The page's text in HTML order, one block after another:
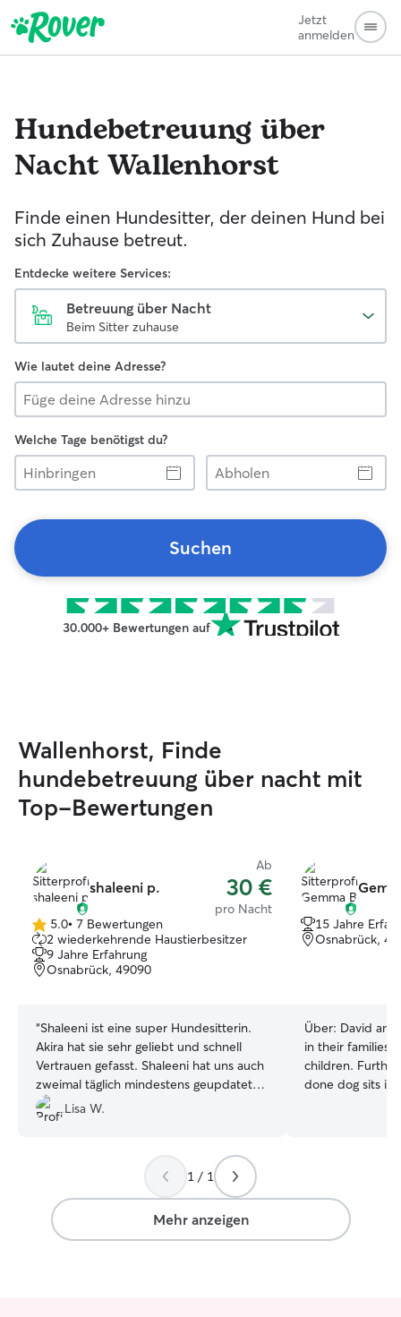
Jetzt
anmelden
Hundebetreuung über
NachtWallenhorst
Finde einen Hundesitter, der deinen Hund bei
sich Zuhause betreut.
Entdecke weitere Services:
Betreuung über Nacht
Beim Sitter zuhause
Wie lautet deine Adresse?
Welche Tage benötigst du?
Hinbringen
Abholen
Suchen
30.000+ Bewertungen auf
Wallenhorst, Finde
hundebetreuung über nacht mit
Top-Bewertungen
shaleeni p.
Ab
30 €
pro Nacht
5.0
von
5
Sternen
5.0• 7 Bewertungen
2 wiederkehrende Haustierbesitzer
9 Jahre Erfahrung
Osnabrück, 49090
“Shaleeni ist eine super Hundesitterin.
Akira hat sie sehr geliebt und schnell
Vertrauen gefasst. Shaleeni hat uns auch
zweimal täglich mindestens geupdatet
und uns auch Bilder und Videos
geschickt. Wir haben uns im Urlaub so
Akira gut geht Wir würden Shaleeni
Lisa W.
15 Jahre
Osnabrück,
Über: David
in their families
children.
done dog sits in
afternoon
work
Furthermore
1 / 1
Mehr anzeigen